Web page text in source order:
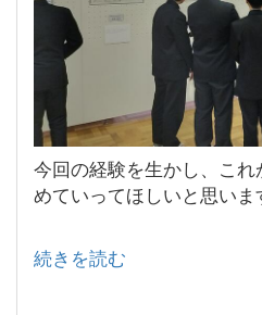
今回の経験を生かし、こ
めていってほしいと思いま
続きを読む